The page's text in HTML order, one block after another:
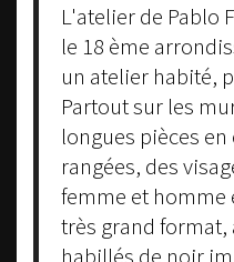
L'atelier de Pablo
le 18 ème
un atelier habité,
Partout sur les
longues pièces
rangées, des
femme et homme
très grand
habillés de noir